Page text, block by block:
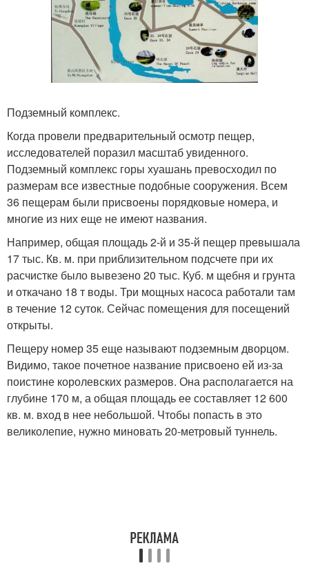
Подземный комплекс.
Когда провели предварительный осмотр пещер,
исследователей поразил масштаб увиденного.
Подземный комплекс горы хуашань превосходил по
размерам все известные подобные сооружения. Всем
36 пещерам были присвоены порядковые номера, и
многие из них еще не имеют названия.
Например, общая площадь 2-й и 35-й пещер превышала
17 тыс. Кв. м. при приблизительном подсчете при их
расчистке было вывезено 20 тыс. Куб. м щебня и грунта
и откачано 18 т воды. Три мощных насоса работали там
в течение 12 суток. Сейчас помещения для посещений
открыты.
Пещеру номер 35 еще называют подземным дворцом.
Видимо, такое почетное название присвоено ей из-за
поистине королевских размеров. Она располагается на
глубине 170 м, а общая площадь ее составляет 12 600
кв. м. вход в нее небольшой. Чтобы попасть в это
великолепие, нужно миновать 20-метровый туннель.